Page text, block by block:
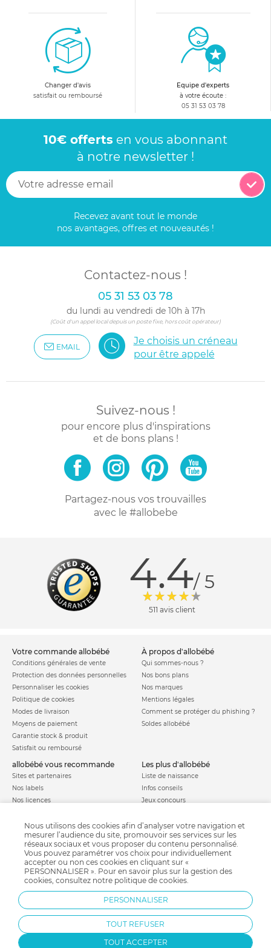
Changer d'avis
satisfait ou remboursé
Equipe d'experts
à votre écoute :
05 31 53 03 78
10€ offerts en vous abonnant
à notre newsletter !
Recevez avant tout le monde
nos avantages, offres et nouveautés !
Contactez-nous !
05 31 53 03 78
du lundi au vendredi de 10h à 17h
(Coût d'un appel local depuis un poste fixe, hors coût opérateur)
EMAIL
Je choisis un créneau
pour être appelé
Suivez-nous !
pour encore plus d'inspirations
et de bons plans !
Partagez-nous vos trouvailles
avec le #allobebe
4.4/ 5
511 avis client
votre commande allobébé
Conditions générales de vente
Protection des données personnelles
Personnaliser les cookies
Politique de cookies
Modes de livraison
Moyens de paiement
Garantie stock & produit
Satisfait ou remboursé
à propos d'allobébé
Qui sommes-nous ?
Nos bons plans
Nos marques
Mentions légales
Comment se protéger du phishing ?
Soldes allobébé
allobébé vous recommande
Sites et partenaires
Nos labels
Nos licences
les plus d'allobébé
Liste de naissance
Infos conseils
Jeux concours
Parrainage
Paiement sécurisé
Charte qualité
Nous utilisons des cookies afin d’analyser votre navigation et
mesurer l’audience du site, promouvoir ses services sur les
réseaux sociaux et vous proposer du contenu personnalisé.
Vous pouvez paramétrer vos choix pour individuellement
accepter ou non ces cookies en cliquant sur «
PERSONNALISER ». Pour en savoir plus sur la gestion des
cookies, consultez notre politique de cookies.
PERSONNALISER
TOUT REFUSER
TOUT ACCEPTER